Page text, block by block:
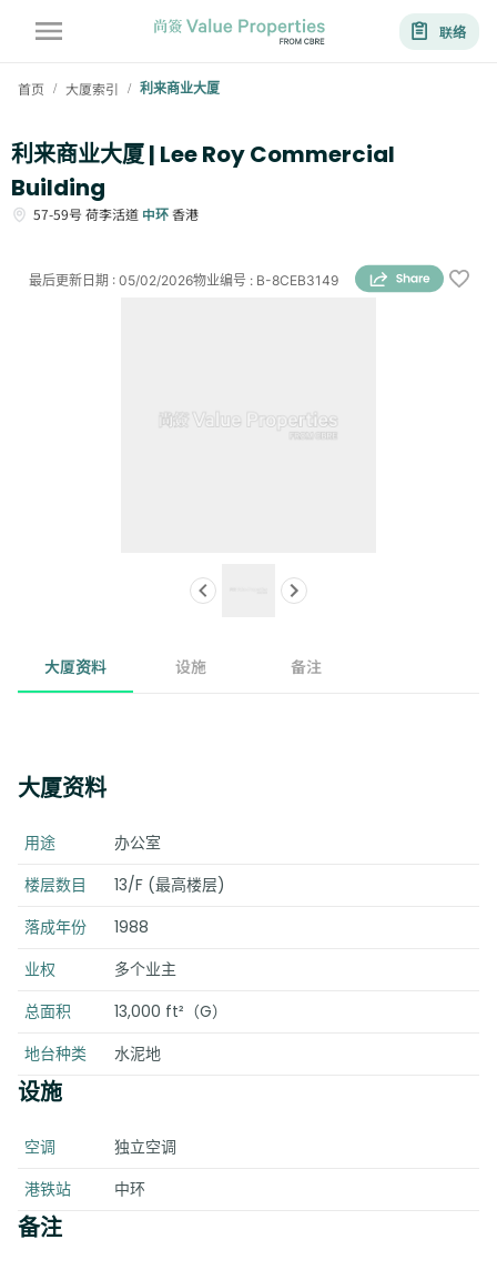
联络
首页 / 大厦索引 / 利来商业大厦
利来商业大厦 | Lee Roy Commercial
Building
57-59号 荷李活道 中环香港
物业编号 : B-8CEB3149
最后更新日期 : 05/02/2026
大厦资料 设施 备注
大厦资料
用途
办公室
楼层数目
13/F (最高楼层)
落成年份
1988
业权
多个业主
总面积
13,000 ft²（G）
地台种类
水泥地
设施
空调
独立空调
港铁站
中环
备注